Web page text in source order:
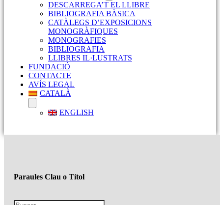
DESCARREGA’T EL LLIBRE
BIBLIOGRAFIA BÀSICA
CATÀLEGS D’EXPOSICIONS
MONOGRÀFIQUES
MONOGRAFIES
BIBLIOGRAFIA
LLIBRES IL·LUSTRATS
FUNDACIÓ
CONTACTE
AVÍS LEGAL
CATALÀ
ENGLISH
Paraules Clau o Títol